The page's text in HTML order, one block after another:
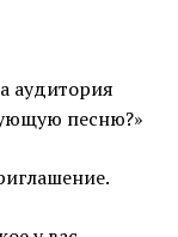
аудитория
песню?»